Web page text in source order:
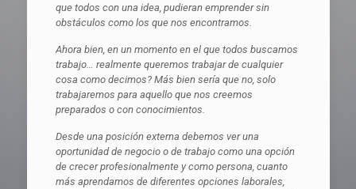
que todos con una idea, pudieran emprender sin
obstáculos como los que nos encontramos.
Ahora bien, en un momento en el que todos buscamos
trabajo… realmente queremos trabajar de cualquier
cosa como decimos? Más bien sería que no, solo
trabajaremos para aquello que nos creemos
preparados o con conocimientos.
Desde una posición externa debemos ver una
oportunidad de negocio o de trabajo como una opción
de crecer profesionalmente y como persona, cuanto
más aprendamos de diferentes opciones laborales,